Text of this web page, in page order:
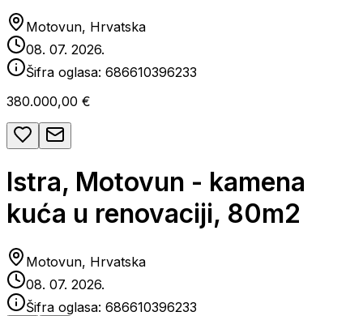
Motovun, Hrvatska
08. 07. 2026.
Šifra oglasa: 686610396233
380.000,00 €
Istra, Motovun - kamena
kuća u renovaciji, 80m2
Motovun, Hrvatska
08. 07. 2026.
Šifra oglasa: 686610396233